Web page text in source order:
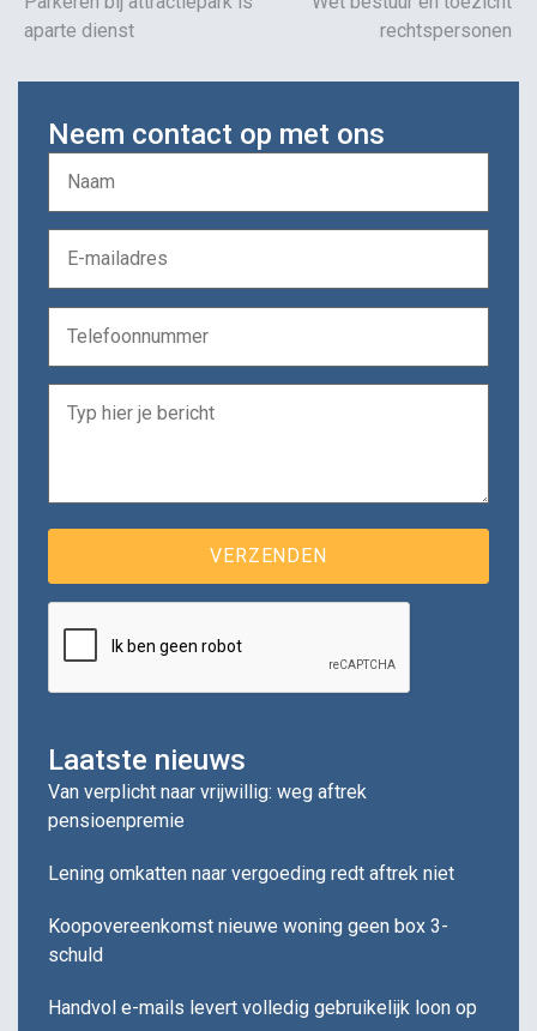
aparte dienst
rechtspersonen
Neem contact op met ons
Laatste nieuws
Van verplicht naar vrijwillig: weg aftrek
pensioenpremie
Lening omkatten naar vergoeding redt aftrek niet
Koopovereenkomst nieuwe woning geen box 3-
schuld
Handvol e-mails levert volledig gebruikelijk loon op